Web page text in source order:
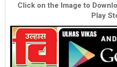
Click on the Image to
Play